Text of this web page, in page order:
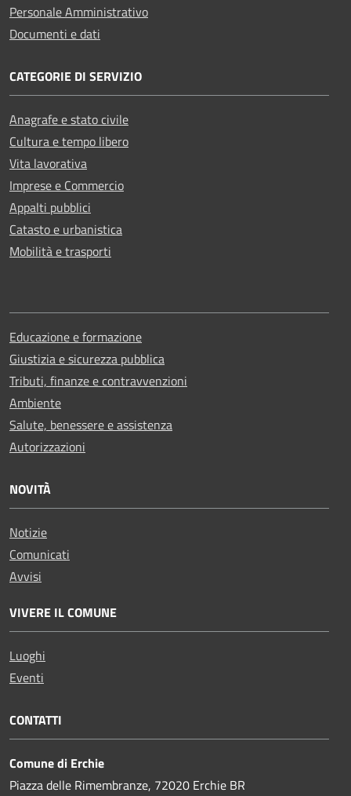
Personale Amministrativo
Documenti e dati
CATEGORIE DI SERVIZIO
Anagrafe e stato civile
Cultura e tempo libero
Vita lavorativa
Imprese e Commercio
Appalti pubblici
Catasto e urbanistica
Mobilità e trasporti
Educazione e formazione
Giustizia e sicurezza pubblica
Tributi, finanze e contravvenzioni
Ambiente
Salute, benessere e assistenza
Autorizzazioni
NOVITÀ
Notizie
Comunicati
Avvisi
VIVERE IL COMUNE
Luoghi
Eventi
CONTATTI
Comune di Erchie
Piazza delle Rimembranze, 72020 Erchie BR